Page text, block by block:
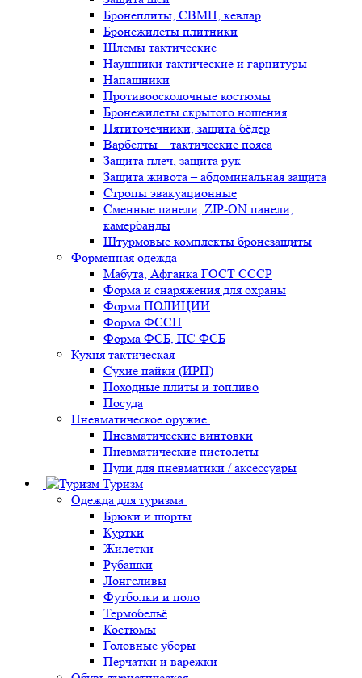
Бронеплиты, СВМП, кевлар
Бронежилеты плитники
Шлемы тактические
Наушники тактические и гарнитуры
Напашники
Противоосколочные костюмы
Бронежилеты скрытого ношения
Пятиточечники, защита бёдер
Варбелты – тактические пояса
Защита плеч, защита рук
Защита живота – абдоминальная защита
Стропы эвакуационные
Сменные панели, ZIP-ON панели,
камербанды
Штурмовые комплекты бронезащиты
Форменная одежда
Мабута, Афганка ГОСТ СССР
Форма и снаряжения для охраны
Форма ПОЛИЦИИ
Форма ФССП
Форма ФСБ, ПС ФСБ
Кухня тактическая
Сухие пайки (ИРП)
Походные плиты и топливо
Посуда
Пневматическое оружие
Пневматические винтовки
Пневматические пистолеты
Пули для пневматики / аксессуары
Туризм
Одежда для туризма
Брюки и шорты
Куртки
Жилетки
Рубашки
Лонгсливы
Футболки и поло
Термобельё
Костюмы
Головные уборы
Перчатки и варежки